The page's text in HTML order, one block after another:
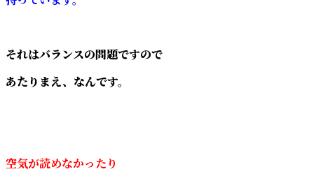
それはバランスの問題ですので
あたりまえ、なんです。
空気が読めなかったり